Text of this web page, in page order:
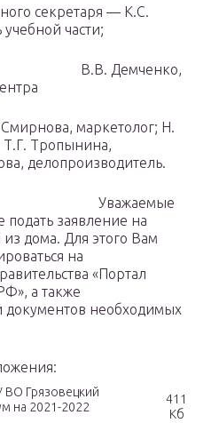
секретаря — К.С.
части;
маркетолог; Н.
Тропынина,
делопроизводитель.
заявление на
дома. Для этого Вам
на
«Портал
а также
документов необходимых
ВО Грязовецкий
на 2021-2022
411
Кб